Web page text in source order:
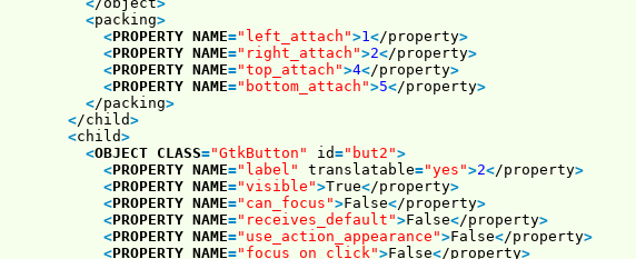
<packing>
<PROPERTY NAME="left_attach">1 </property>
<PROPERTY NAME="right_attach">2</property>
<PROPERTY NAME="top_attach">4</property>
<PROPERTY NAME="bottom_attach">5</property>
</packing>
</child>
<child>
<OBJECT CLASS="GtkButton" id="but2">
<PROPERTY NAME="label" translatable="yes">2</property>
<PROPERTY NAME="visible">True</property>
<PROPERTY NAME="can_focus">False</property>
<PROPERTY NAME="receives_default">False</property>
<PROPERTY NAME="use_action_appearance">False</property>
<PROPERTY NAME="focus_on_click">False</property>